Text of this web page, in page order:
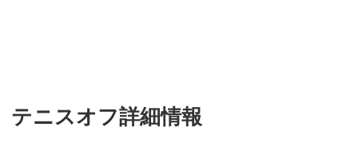
テニスオフ詳細情報